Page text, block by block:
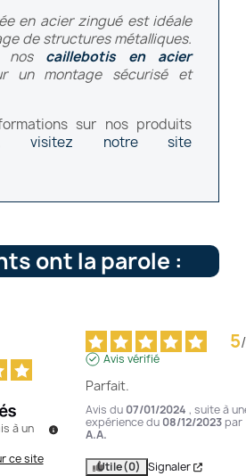
en acier zingué est idéale
de structures métalliques.
nos caillebotis en acier
un montage sécurisé et
sur nos produits
visitez notre site
ont la parole :
à un
ce site
5/
Avis vérifié
Parfait.
Avis du 07/01/2024 , suite à
expérience du 08/12/2023 par
A.A.
Utile(0) Signaler